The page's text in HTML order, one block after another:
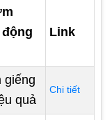
Link
giếng
quả
Chi tiết